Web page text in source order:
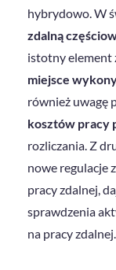
hybrydowo. W
zdalną
istotny element
miejsce
również uwagę
kosztów pracy
rozliczania. Z
nowe regulacje
pracy zdalnej,
sprawdzenia
na pracy zdalnej.